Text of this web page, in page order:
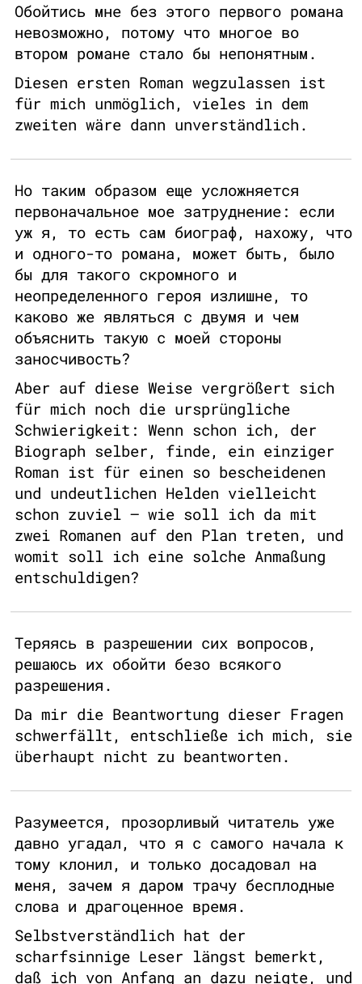
Обойтись мне без этого первого романа
невозможно, потому что многое во
втором романе стало бы непонятным.
Diesen ersten Roman wegzulassen ist
für mich unmöglich, vieles in dem
zweiten wäre dann unverständlich.
Но таким образом еще усложняется
первоначальное мое затруднение: если
уж я, то есть сам биограф, нахожу, что
и одного-то романа, может быть, было
бы для такого скромного и
неопределенного героя излишне, то
каково же являться с двумя и чем
объяснить такую с моей стороны
заносчивость?
Aber auf diese Weise vergrößert sich
für mich noch die ursprüngliche
Schwierigkeit: Wenn schon ich, der
Biograph selber, finde, ein einziger
Roman ist für einen so bescheidenen
und undeutlichen Helden vielleicht
schon zuviel – wie soll ich da mit
zwei Romanen auf den Plan treten, und
womit soll ich eine solche Anmaßung
entschuldigen?
Теряясь в разрешении сих вопросов,
решаюсь их обойти безо всякого
разрешения.
Da mir die Beantwortung dieser Fragen
schwerfällt, entschließe ich mich, sie
überhaupt nicht zu beantworten.
Разумеется, прозорливый читатель уже
давно угадал, что я с самого начала к
тому клонил, и только досадовал на
меня, зачем я даром трачу бесплодные
слова и драгоценное время.
Selbstverständlich hat der
scharfsinnige Leser längst bemerkt,
daß ich von Anfang an dazu neigte, und